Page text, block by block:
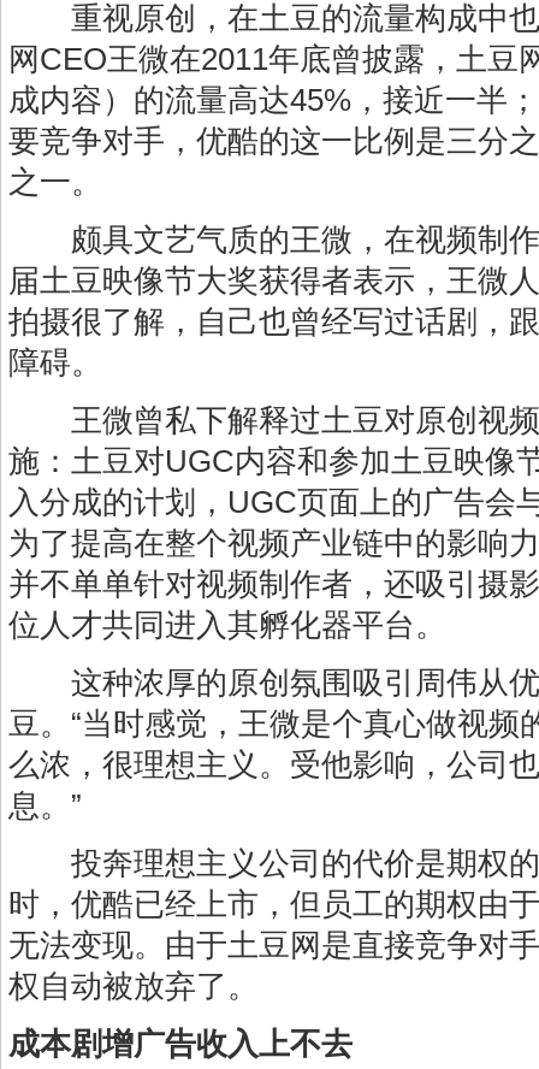
重视原创，在土豆的流量构成中也
网CEO王微在2011年底曾披露，土豆
成内容）的流量高达45%，接近一半
要竞争对手，优酷的这一比例是三分
之一。
颇具文艺气质的王微，在视频制作
届土豆映像节大奖获得者表示，王微
拍摄很了解，自己也曾经写过话剧，
障碍。
王微曾私下解释过土豆对原创视频
施：土豆对UGC内容和参加土豆映像
入分成的计划，UGC页面上的广告会
为了提高在整个视频产业链中的影响
并不单单针对视频制作者，还吸引摄
位人才共同进入其孵化器平台。
这种浓厚的原创氛围吸引周伟从优
豆。“当时感觉，王微是个真心做视频
么浓，很理想主义。受他影响，公司
息。”
投奔理想主义公司的代价是期权的
时，优酷已经上市，但员工的期权由
无法变现。由于土豆网是直接竞争对
权自动被放弃了。
成本剧增广告收入上不去